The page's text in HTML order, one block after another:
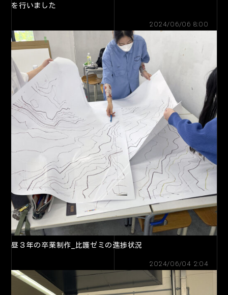
を行いました
2024/06/06 8:00
昼３年の卒業制作_比護ゼミの進捗状況
2024/06/04 2:04